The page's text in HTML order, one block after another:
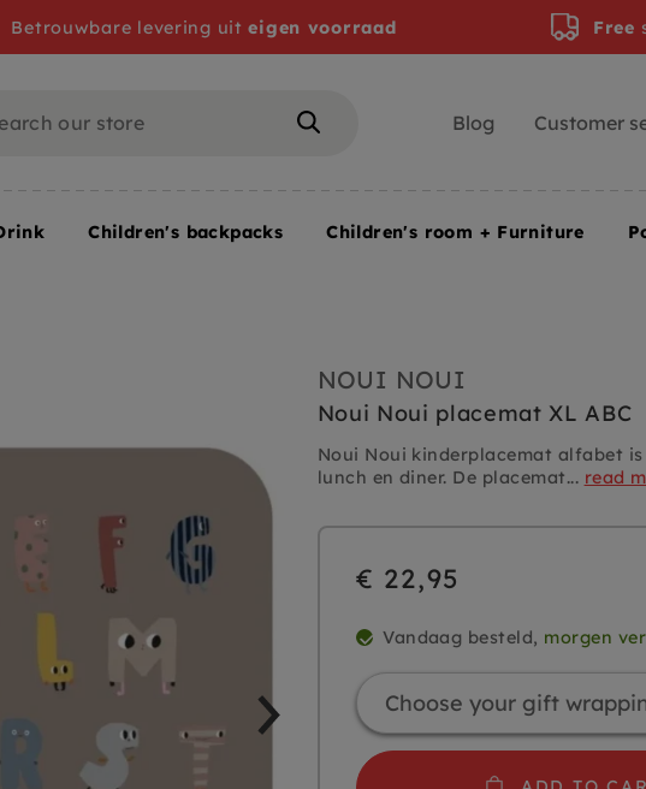
NOUI NOUI
Noui Noui placemat XL ABC
Noui Noui kinderplacemat alfabet
lunch en diner. De placemat... read
€ 22,95
Vandaag besteld, morgen
Betrouwbare levering uiteigen voorraad Free
Blog Customer
Children's backpacks Children's room + Furniture